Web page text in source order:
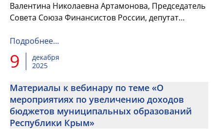
Валентина Николаевна Артамонова, Председатель
Совета Союза Финансистов России, депутат
Подробнее…
9
декабря
2025
Материалы к вебинару по теме «О
мероприятиях по увеличению доходов
бюджетов муниципальных образований
Республики Крым»